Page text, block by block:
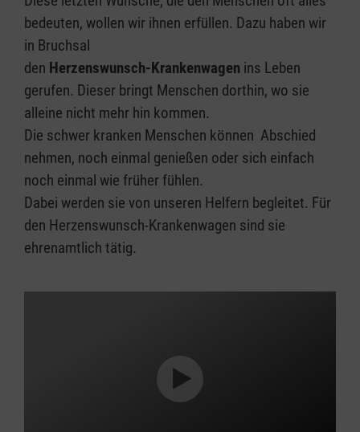
bedeuten, wollen wir ihnen erfüllen. Dazu haben wir
in Bruchsal
den Herzenswunsch-Krankenwagen ins Leben
gerufen. Dieser bringt Menschen dorthin, wo sie
alleine nicht mehr hin kommen.
Die schwer kranken Menschen können Abschied
nehmen, noch einmal genießen oder sich einfach
noch einmal wie früher fühlen.
Dabei werden sie von unseren Helfern begleitet. Für
den Herzenswunsch-Krankenwagen sind sie
ehrenamtlich tätig.